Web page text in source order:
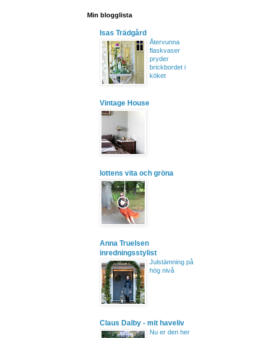
Min blogglista
Isas Trädgård
Återvunna
flaskvaser
pryder
brickbordet i
köket
Vintage House
lottens vita och gröna
Anna Truelsen
inredningsstylist
Julstämning på
hög nivå
Claus Dalby - mit haveliv
Nu er den her